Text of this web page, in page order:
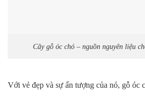
Cây gỗ óc chó – nguồn nguyên liệu
Với vẻ đẹp và sự ấn tượng của nó, gỗ óc